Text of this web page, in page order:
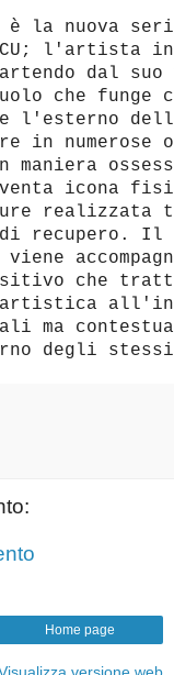
la nuova
l'artista
dal suo
che funge
l'esterno
in numerose
icona
realizzata
recupero. Il
che
artistica
ma
degli
Home page
versione web